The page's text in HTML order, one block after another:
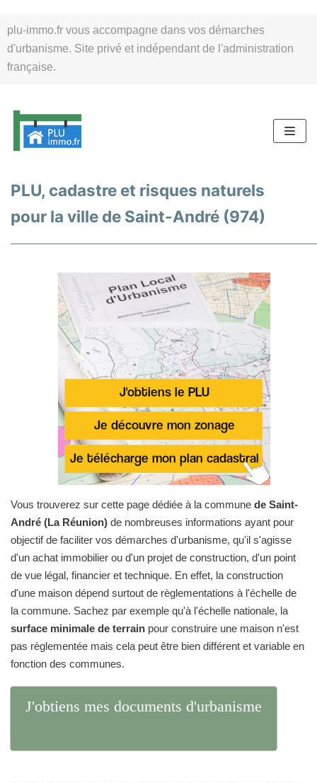
plu-immo.fr vous accompagne dans vos démarches
d'urbanisme. Site privé et indépendant de l'administration
française.
au
contenu
PLU, cadastre et risques naturels
pour la ville de Saint-André (974)
Vous trouverez sur cette page dédiée à la commune de Saint-
André (La Réunion) de nombreuses informations ayant pour
objectif de faciliter vos démarches d'urbanisme, qu'il s'agisse
d'un achat immobilier ou d'un projet de construction, d'un point
de vue légal, financier et technique. En effet, la construction
d'une maison dépend surtout de règlementations à l'échelle de
la commune. Sachez par exemple qu'à l'échelle nationale, la
surface minimale de terrain pour construire une maison n'est
pas règlementée mais cela peut être bien différent et variable en
fonction des communes.
J'obtiens mes documents d'urbanisme